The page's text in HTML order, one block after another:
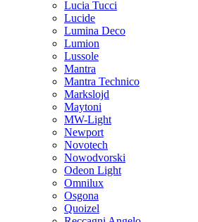
Lucia Tucci
Lucide
Lumina Deco
Lumion
Lussole
Mantra
Mantra Technico
Markslojd
Maytoni
MW-Light
Newport
Novotech
Nowodvorski
Odeon Light
Omnilux
Osgona
Quoizel